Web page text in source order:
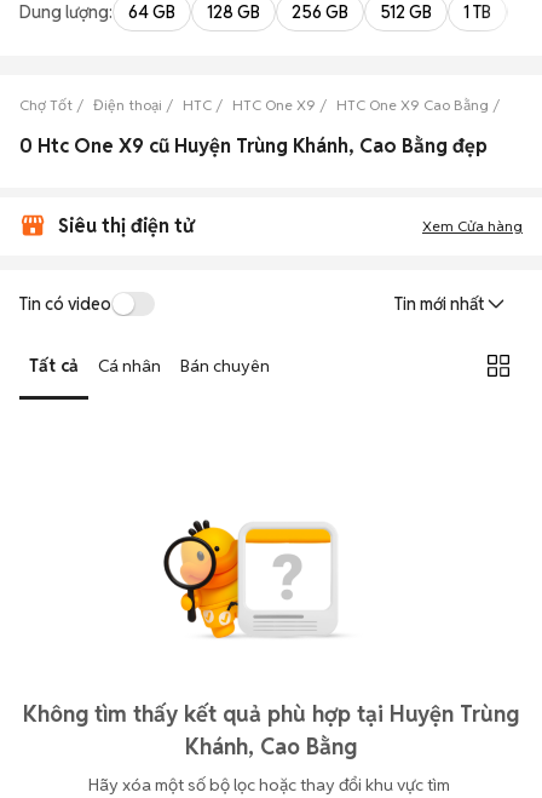
Dung lượng: 64 GB 128 GB 256 GB 512 GB 1 TB
Chợ Tốt Điện thoại HTC HTC One X9 HTC One X9 Cao Bằng
0 Htc One X9 cũ Huyện Trùng Khánh, Cao Bằng đẹp
Siêu thị điện tử Xem Cửa hàng
Tin có video Tin mới nhất
Tất cả Cá nhân Bán chuyên
Không tìm thấy kết quả phù hợp tại Huyện Trùng
Khánh, Cao Bằng
Hãy xóa một số bộ lọc hoặc thay đổi khu vực tìm